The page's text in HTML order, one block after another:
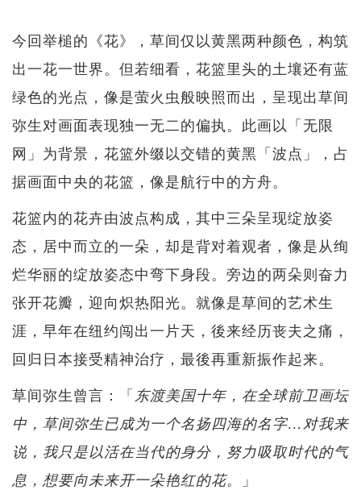
今回举槌的《花》，草间仅以黄黑两种颜色，构筑
出一花一世界。但若细看，花篮里头的土壤还有蓝
绿色的光点，像是萤火虫般映照而出，呈现出草间
弥生对画面表现独一无二的偏执。此画以「无限
网」为背景，花篮外缀以交错的黄黑「波点」，占
据画面中央的花篮，像是航行中的方舟。
花篮内的花卉由波点构成，其中三朵呈现绽放姿
态，居中而立的一朵，却是背对着观者，像是从绚
烂华丽的绽放姿态中弯下身段。旁边的两朵则奋力
张开花瓣，迎向炽热阳光。就像是草间的艺术生
涯，早年在纽约闯出一片天，後来经历丧夫之痛，
回归日本接受精神治疗，最後再重新振作起来。
草间弥生曾言：「东渡美国十年，在全球前卫画坛
中，草间弥生已成为一个名扬四海的名字…对我来
说，我只是以活在当代的身分，努力吸取时代的气
息，想要向未来开一朵艳红的花。
」